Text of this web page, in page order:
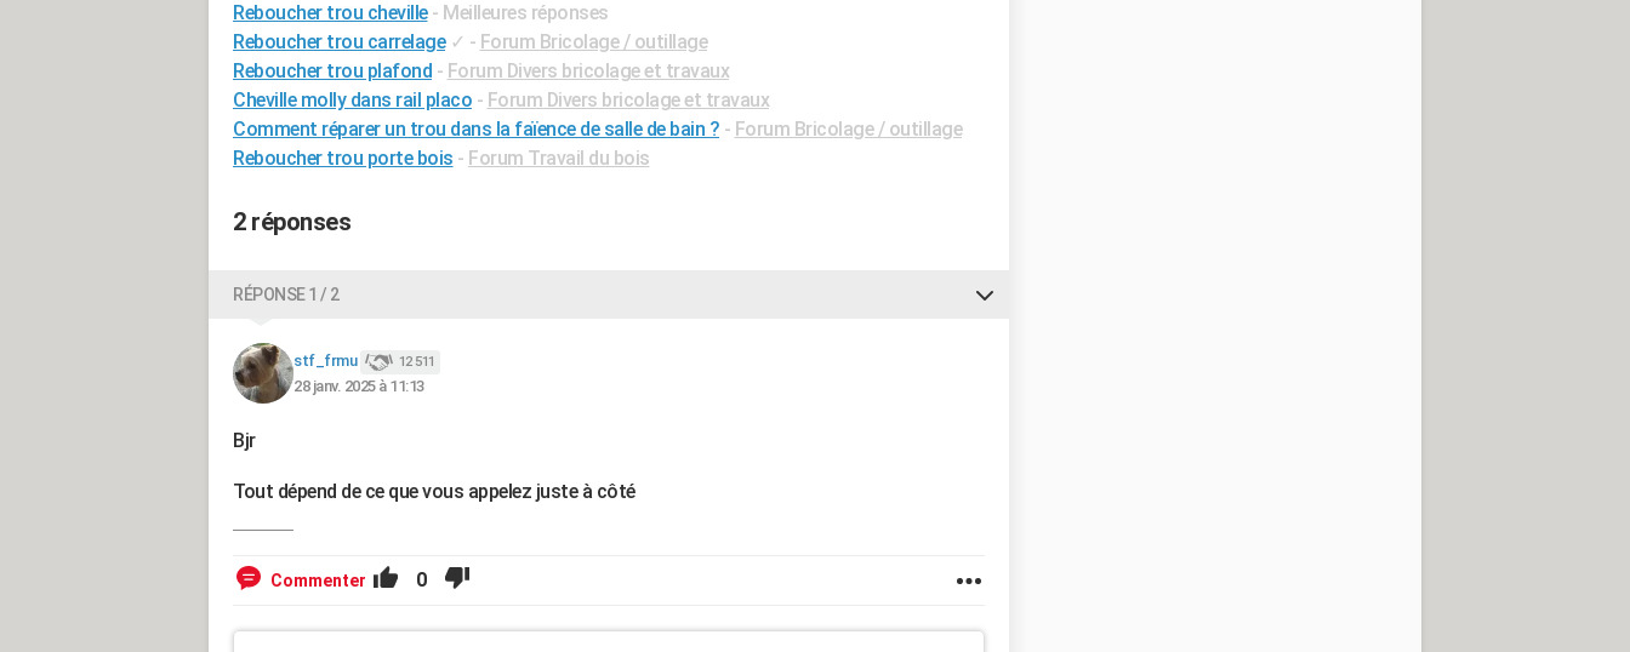
Reboucher trou cheville - Meilleures réponses
Reboucher trou carrelage ✓ - Forum Bricolage / outillage
Reboucher trou plafond - Forum Divers bricolage et travaux
Cheville molly dans rail placo - Forum Divers bricolage et travaux
Comment réparer un trou dans la faïence de salle de bain ? - Forum Bricolage / outillage
Reboucher trou porte bois - Forum Travail du bois
2 réponses
RÉPONSE 1 / 2
stf_frmu 12 511
28 janv. 2025 à 11:13
Bjr
Tout dépend de ce que vous appelez juste à côté
Commenter 0